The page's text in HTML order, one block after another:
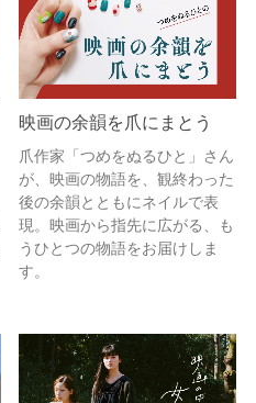
映画の余韻を爪にまとう
爪作家「つめをぬるひと」さん
が、映画の物語を、観終わった
後の余韻とともにネイルで表
現。映画から指先に広がる、も
うひとつの物語をお届けしま
す。